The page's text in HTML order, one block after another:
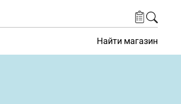
Найти магазин